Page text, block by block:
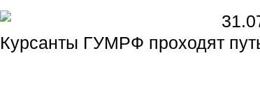
Курсанты ГУМРФ проходят